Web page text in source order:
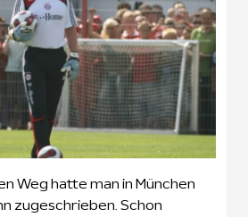
Weg hatte man in München
zugeschrieben. Schon